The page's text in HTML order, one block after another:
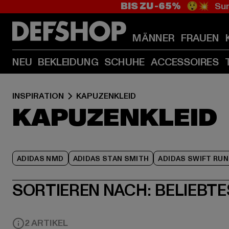
BIS ZU -65% 😲💥
MÄNNER FRAUEN
NEU BEKLEIDUNG SCHUHE ACCESSOIRES
INSPIRATION KAPUZENKLEID
KAPUZENKLEID
ADIDAS NMD ADIDAS STAN SMITH ADIDAS SWIFT RUN
SORTIEREN NACH:
2 ARTIKEL